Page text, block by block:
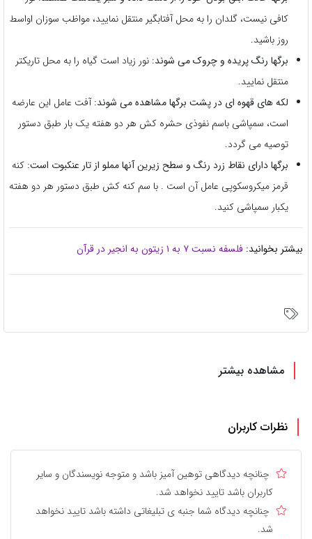
کافی نیست، گلدان را به محل آفتابگیر منتقل نمایید، مواظب سوزان اواسط
روز باشید.
برگها رنگ پریده و چروک می شوند: نور زیاد است گیاه را به محل تاریکتر
منتقل نمایید.
لکه های قهوه ای در پشت برگها مشاهده می شوند:آفت عامل این عارضه
است، سمپاشی باسم نفوذی حشره کش هر دو هفته یک بار طبق دستور
توصیه می گردد.
برگها دارای نقاط زرد رنگ و سطح زیرین آنها مملو از تار عنکبوت است: کنه
قرمز میکروسکوپی عامل آن است . با سم کنه کش طبق دستور هر دو هفته
یکبار سمپاشی کنید.
بیشتر بخوانید: فلسفه نسبت ۷ به ۱ زیتون به انجیر در قرآن
مشاهده بیشتر
نظرات کاربران
چنانچه دیدگاهی توهین آمیز باشد و متوجه نویسندگان و سایر
کاربران باشد تایید نخواهد شد.
چنانچه دیدگاه شما جنبه ی تبلیغاتی داشته باشد تایید نخواهد
شد.